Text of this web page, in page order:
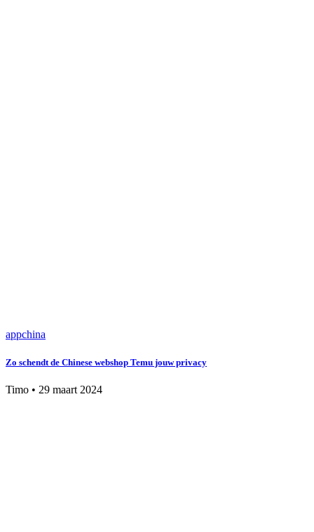
appchina
Zo schendt de Chinese webshop Temu jouw privacy
Timo • 29 maart 2024